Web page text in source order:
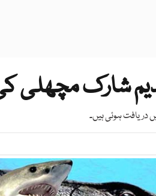
شارک مچھلی
دریافت ہوئی ہیں۔